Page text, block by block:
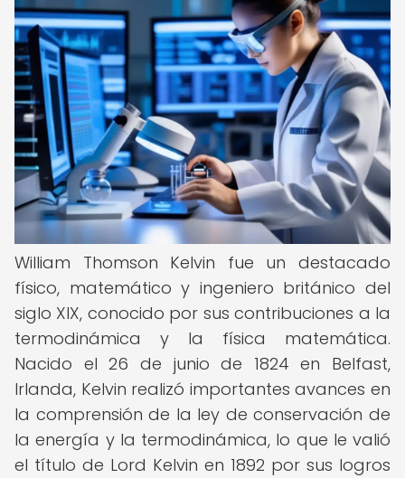
William Thomson Kelvin fue un destacado
físico, matemático y ingeniero británico del
siglo XIX, conocido por sus contribuciones a la
termodinámica y la física matemática.
Nacido el 26 de junio de 1824 en Belfast,
Irlanda, Kelvin realizó importantes avances en
la comprensión de la ley de conservación de
la energía y la termodinámica, lo que le valió
el título de Lord Kelvin en 1892 por sus logros